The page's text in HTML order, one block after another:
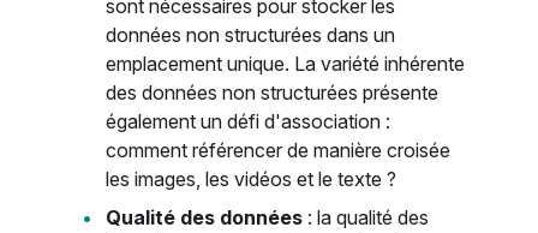
sont nécessaires pour stocker les
données non structurées dans un
emplacement unique. La variété inhérente
des données non structurées présente
également un défi d'association :
comment référencer de manière croisée
les images, les vidéos et le texte ?
Qualité des données: la qualité des